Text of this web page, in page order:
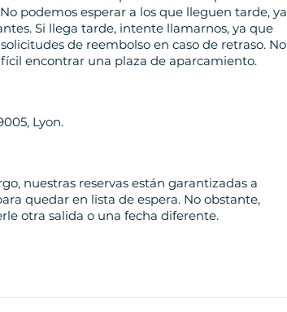
podemos esperar a los que lleguen tarde, ya
Si llega tarde, intente llamarnos, ya que
de reembolso en caso de retraso. No
encontrar una plaza de aparcamiento.
Lyon.
nuestras reservas están garantizadas a
quedar en lista de espera. No obstante,
otra salida o una fecha diferente.